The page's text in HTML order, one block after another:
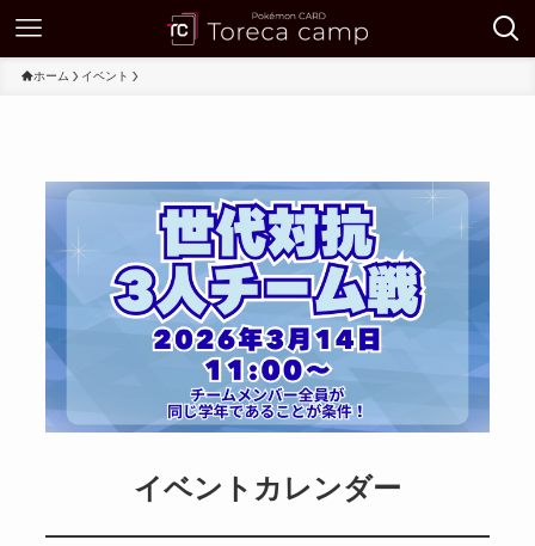
ホーム イベント
イベントカレンダー